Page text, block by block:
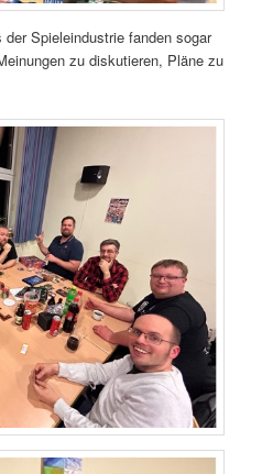
Spieleindustrie fanden sogar
zu diskutieren, Pläne zu